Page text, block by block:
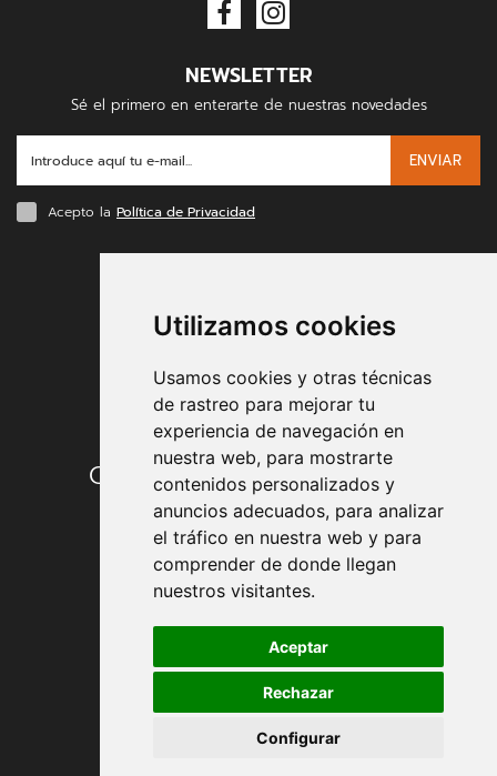
Utilizamos cookies
Usamos cookies y otras técnicas
de rastreo para mejorar tu
experiencia de navegación en
nuestra web, para mostrarte
contenidos personalizados y
anuncios adecuados, para analizar
el tráfico en nuestra web y para
comprender de donde llegan
nuestros visitantes.
Aceptar
Rechazar
Configurar
NEWSLETTER
Sé el primero en enterarte de nuestras novedades
ENVIAR
Acepto la Política de Privacidad
Condiciones de contratación
Envío y entrega
Devoluciones
Formas de pago
Política de Privacidad